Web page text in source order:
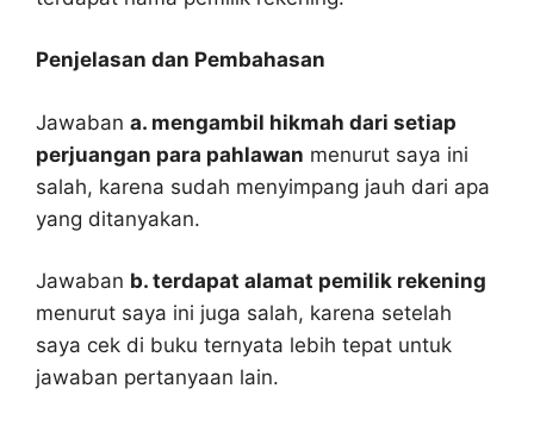
Penjelasan dan Pembahasan
Jawaban a. mengambil hikmah dari setiap
perjuangan para pahlawan menurut saya ini
salah, karena sudah menyimpang jauh dari apa
yang ditanyakan.
Jawaban b. terdapat alamat pemilik rekening
menurut saya ini juga salah, karena setelah
saya cek di buku ternyata lebih tepat untuk
jawaban pertanyaan lain.